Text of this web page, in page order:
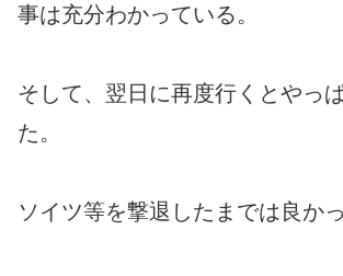
事は充分わかっている。
そして、翌日に再度行くとやっ
た。
ソイツ等を撃退したまでは良かっ